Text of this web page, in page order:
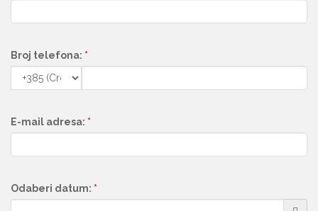
Broj telefona: *
E-mail adresa: *
Odaberi datum: *